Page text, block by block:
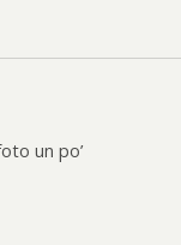
un po’